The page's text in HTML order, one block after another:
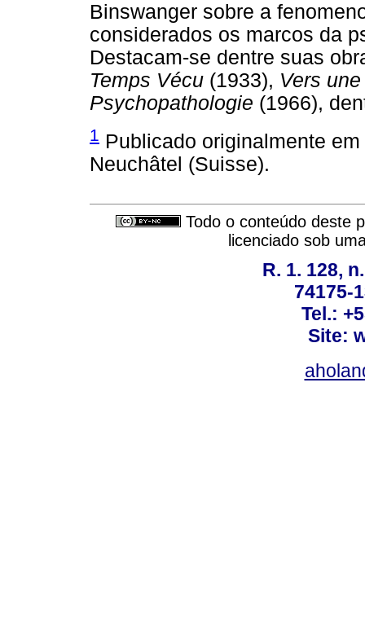
Binswanger sobre a
considerados os marcos da
Destacam-se dentre suas
Temps Vécu (1933), Vers
Psychopathologie (1966),
1 Publicado originalmente
Neuchâtel (Suisse).
Todo o conteúdo deste
licenciado sob
R. 1. 128,
74175-
Tel.:
Site: